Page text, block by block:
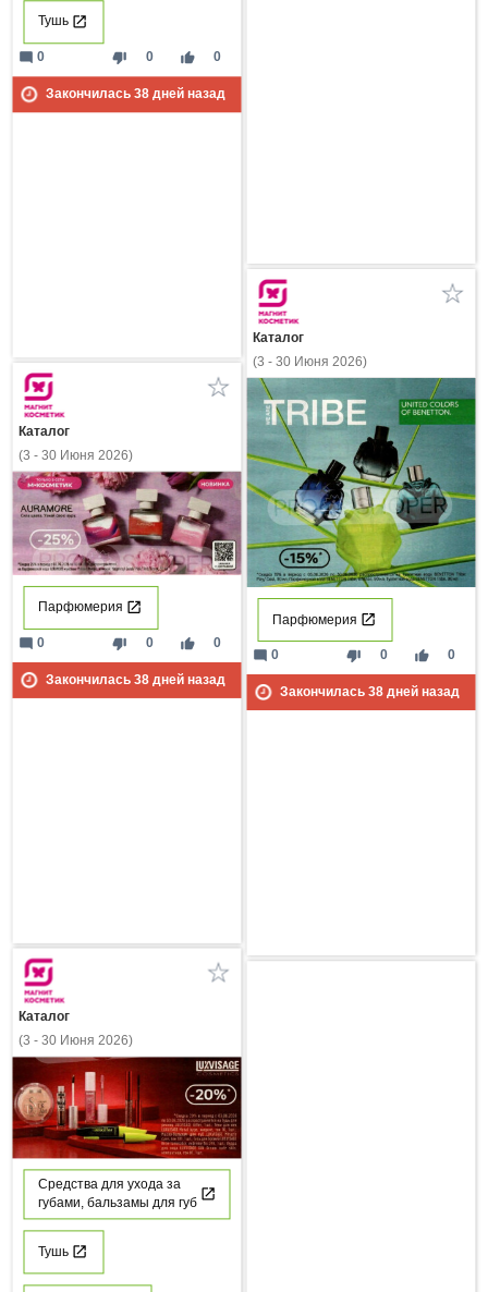
Тушь
thumb_down 0 thumb_up 0
mode_comment 0
Закончилась 38дней назад
Каталог
(3 - 30 Июня 2026)
Парфюмерия
thumb_down 0 thumb_up 0
mode_comment 0
Закончилась 38дней назад
Каталог
(3 - 30 Июня 2026)
Парфюмерия
thumb_down 0 thumb_up 0
mode_comment 0
Закончилась 38дней назад
Каталог
(3 - 30 Июня 2026)
Средства для ухода за
губами, бальзамы для губ
Тушь